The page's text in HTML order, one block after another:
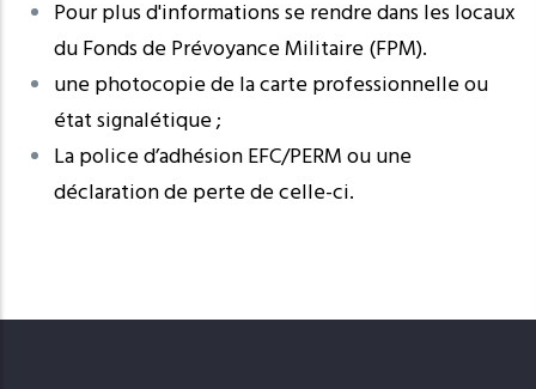
Pour plus d'informations se rendre dans les locaux
du Fonds de Prévoyance Militaire (FPM).
une photocopie de la carte professionnelle ou
état signalétique ;
La police d’adhésion EFC/PERM ou une
déclaration de perte de celle-ci.